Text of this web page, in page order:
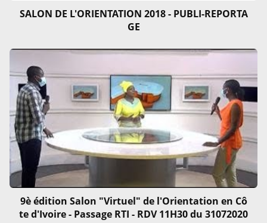
SALON DE L'ORIENTATION 2018 - PUBLI-REPORTA
GE
9è édition Salon "Virtuel" de l'Orientation en Cô
te d'Ivoire - Passage RTI - RDV 11H30 du 31072020